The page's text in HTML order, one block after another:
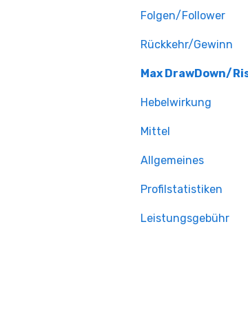
Folgen/Follower
Rückkehr/Gewinn
Max DrawDown/
Hebelwirkung
Mittel
Allgemeines
Profilstatistiken
Leistungsgebühr